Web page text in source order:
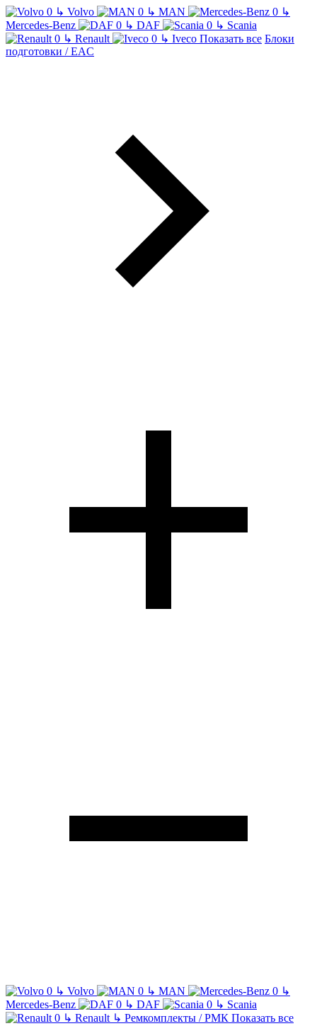
↳ Volvo ↳ MAN
↳
Mercedes-Benz
↳ DAF ↳ Scania
↳ Renault ↳ Iveco Показать все Блоки
подготовки / EAC
↳ Volvo ↳ MAN
↳
Mercedes-Benz
↳ DAF ↳ Scania
↳ Renault ↳ Ремкомплекты / РМК Показать все